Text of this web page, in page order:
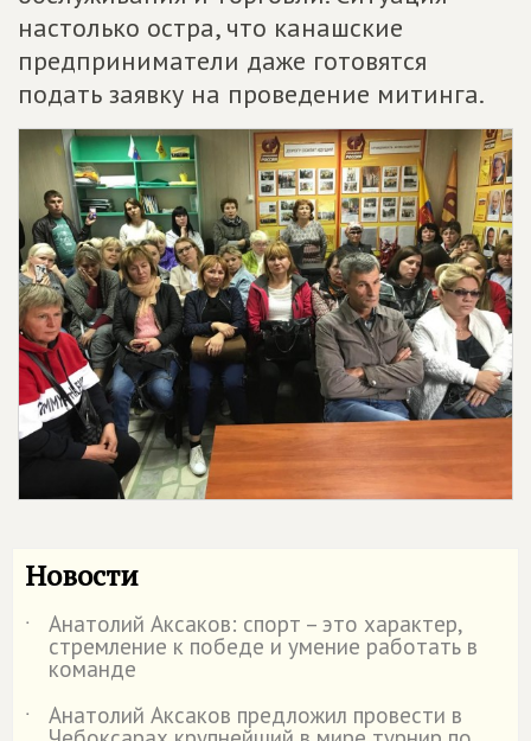
настолько остра, что канашские
предприниматели даже готовятся
подать заявку на проведение митинга.
Новости
˙ Анатолий Аксаков: спорт – это характер,
стремление к победе и умение работать в
команде
˙
Анатолий Аксаков предложил провести в